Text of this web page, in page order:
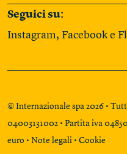
Seguici su:
Instagram, Facebook e
© Internazionale spa 2026 •
04003131002 • Partita iva
euro • Note legali • Cookie